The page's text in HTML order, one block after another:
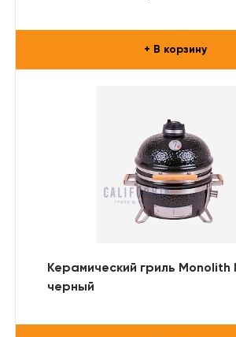
+ В корзину
Керамический гриль Monolith
черный